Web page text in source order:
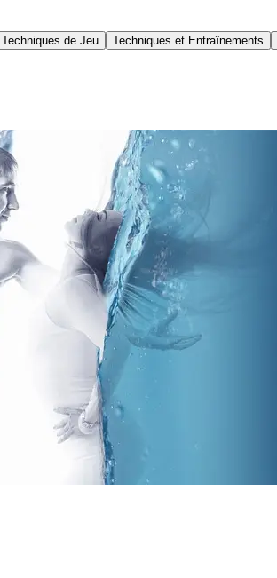
Techniques de Jeu Techniques et Entraînements